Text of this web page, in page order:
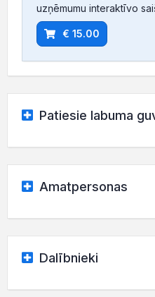
uzņēmumu interaktīvo
€ 15.00
Patiesie labuma
Amatpersonas
Dalībnieki